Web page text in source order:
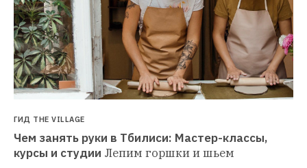
ГИД THE VILLAGE
Чем занять руки в Тбилиси: Мастер-классы,
курсы и студии Лепим горшки и шьем